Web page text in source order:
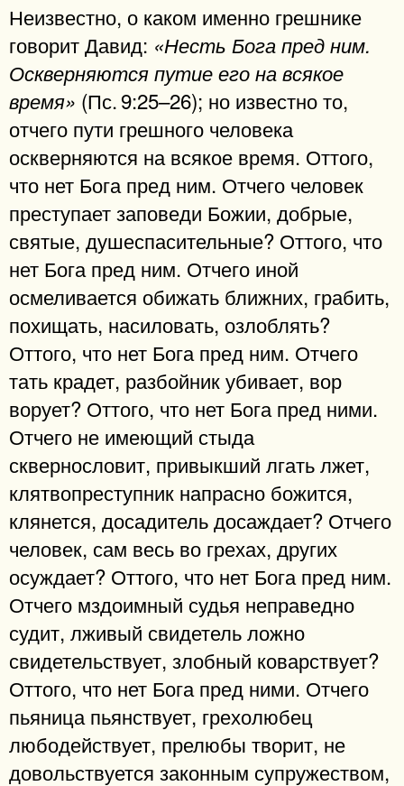
Неизвестно, о каком именно грешнике
говорит Давид: «Несть Бога пред ним.
Оскверняются путие его на всякое
время» (Пс. 9:25–26); но известно то,
отчего пути грешного человека
оскверняются на всякое время. Оттого,
что нет Бога пред ним. Отчего человек
преступает заповеди Божии, добрые,
святые, душеспасительные? Оттого, что
нет Бога пред ним. Отчего иной
осмеливается обижать ближних, грабить,
похищать, насиловать, озлоблять?
Оттого, что нет Бога пред ним. Отчего
тать крадет, разбойник убивает, вор
ворует? Оттого, что нет Бога пред ними.
Отчего не имеющий стыда
сквернословит, привыкший лгать лжет,
клятвопреступник напрасно божится,
клянется, досадитель досаждает? Отчего
человек, сам весь во грехах, других
осуждает? Оттого, что нет Бога пред ним.
Отчего мздоимный судья неправедно
судит, лживый свидетель ложно
свидетельствует, злобный коварствует?
Оттого, что нет Бога пред ними. Отчего
пьяница пьянствует, грехолюбец
любодействует, прелюбы творит, не
довольствуется законным супружеством,